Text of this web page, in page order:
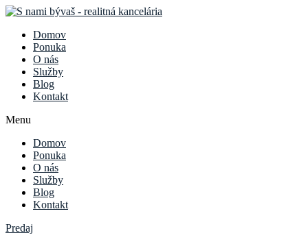
Domov
Ponuka
O nás
Služby
Blog
Kontakt
Menu
Domov
Ponuka
O nás
Služby
Blog
Kontakt
Predaj